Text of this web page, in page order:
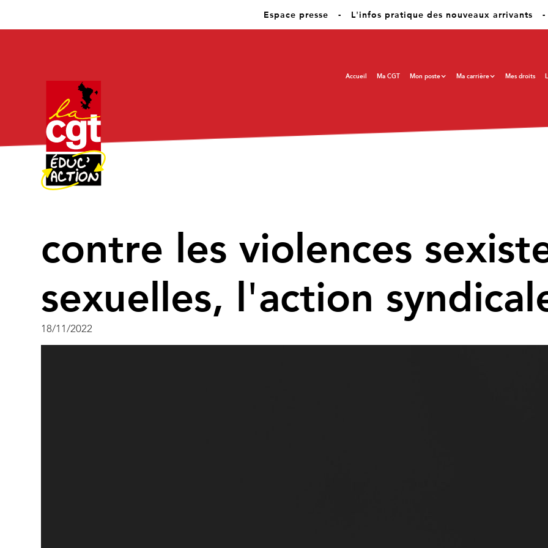
Espace presse - L'infos pratique des nouveaux arrivants -
Accueil Ma CGT Mon poste Ma carrière Mes droits
contre les violences
sexuelles, l'action
18/11/2022